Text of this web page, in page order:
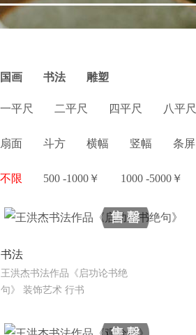
国画 书法 雕塑
一平尺 二平尺 四平尺 八平尺
扇面 斗方 横幅 竖幅 条屏
不限 500 -1000￥ 1000 -5000￥
书法
王洪杰书法作品《启功论书绝
句》 装饰艺术 行书